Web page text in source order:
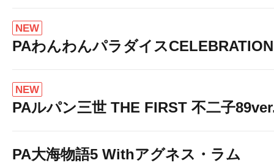
NEW
PAわんわんパラダイスCELEBRATION
NEW
PAルパン三世 THE FIRST 不二子
PA大海物語5 Withアグネス・ラム